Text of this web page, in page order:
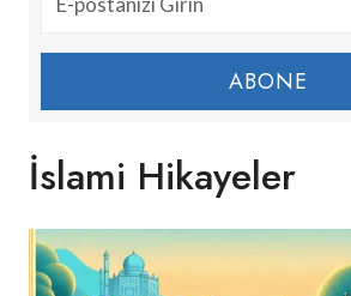
ABONE
İslami Hikayeler